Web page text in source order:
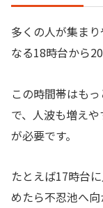
多くの人が集ま
なる18時台から
この時間帯はも
で、人波も増え
が必要です。
たとえば17時台
めたら不忍池へ